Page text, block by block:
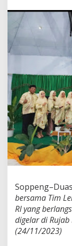
bersama Tim
RI yang
digelar di
(24/11/2023)